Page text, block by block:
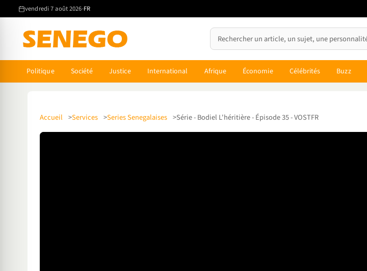
vendredi 7 août 2026·FR
Politique Société Justice International Afrique Économie Célébrités Buzz
Accueil Services Series Senegalaises Série - Bodiel L'héritière - Épisode 35 - VOSTFR